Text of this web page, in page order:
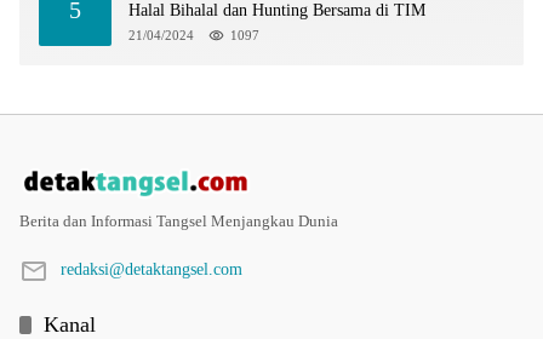
5
Halal Bihalal dan Hunting Bersama di TIM
21/04/2024 1097
Berita dan Informasi Tangsel Menjangkau Dunia
redaksi@detaktangsel.com
Kanal